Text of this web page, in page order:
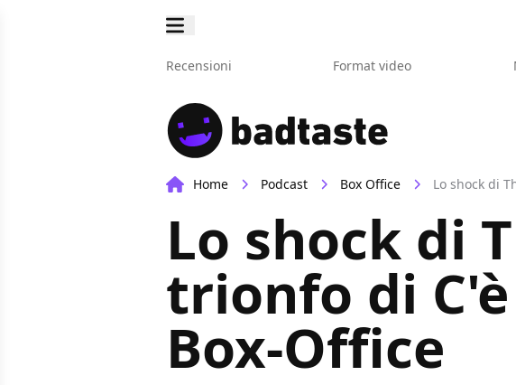
Recensioni Format video
Home Podcast Box Office Lo shock di
Lo shock di
trionfo di
Box-Office